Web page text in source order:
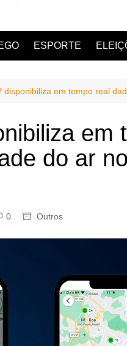
PRETO
ESPORTE
disponibiliza em tempo real
em
do ar
0 Outros